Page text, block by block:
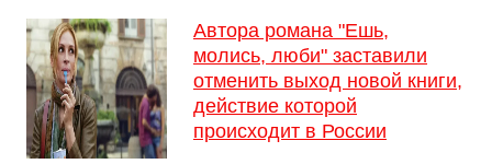
Автора романа "Ешь,
молись, люби" заставили
отменить выход новой книги,
действие которой
происходит в России